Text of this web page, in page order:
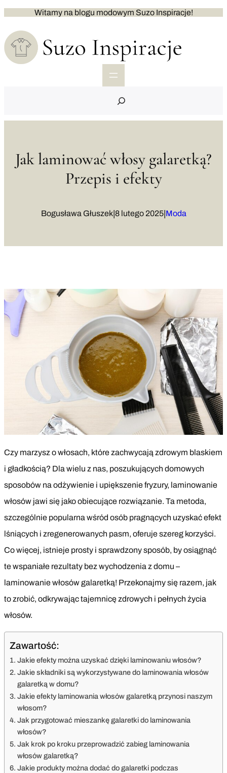
treści
Witamy na blogu modowym Suzo Inspiracje!
Jak laminować włosy galaretką?
Przepis i efekty
Bogusława Głuszek|8 lutego 2025|Moda
Czy marzysz o włosach, które zachwycają zdrowym blaskiem
i gładkością? Dla wielu z nas, poszukujących domowych
sposobów na odżywienie i upiększenie fryzury, laminowanie
włosów jawi się jako obiecujące rozwiązanie. Ta metoda,
szczególnie popularna wśród osób pragnących uzyskać efekt
lśniących i zregenerowanych pasm, oferuje szereg korzyści.
Co więcej, istnieje prosty i sprawdzony sposób, by osiągnąć
te wspaniałe rezultaty bez wychodzenia z domu –
laminowanie włosów galaretką! Przekonajmy się razem, jak
to zrobić, odkrywając tajemnicę zdrowych i pełnych życia
włosów.
Zawartość:
Jakie efekty można uzyskać dzięki laminowaniu włosów?
Jakie składniki są wykorzystywane do laminowania włosów
galaretką w domu?
Jakie efekty laminowania włosów galaretką przynosi naszym
włosom?
Jak przygotować mieszankę galaretki do laminowania
włosów?
Jak krok po kroku przeprowadzić zabieg laminowania
włosów galaretką?
Jakie produkty można dodać do galaretki podczas